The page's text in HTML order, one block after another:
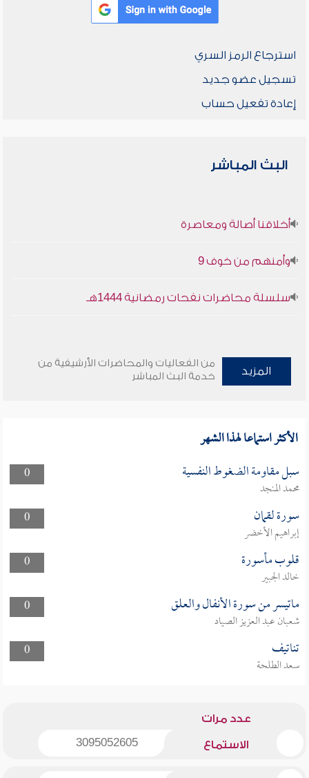
استرجاع الرمز السري
تسجيل عضو جديد
إعادة تفعيل حساب
البث المباشر
أخلاقنا أصالة ومعاصرة
وأمنهم من خوف 9
سلسلة محاضرات نفحات رمضانية 1444هـ
المزيد
من الفعاليات والمحاضرات الأرشيفية من
خدمة البث المباشر
الأكثر استماعا لهذا الشهر
0 سبل مقاومة الضغوط النفسية
محمد المنجد
0
سورة لقمان
إبراهيم الأخضر
0
قلوب مأسورة
خالد الجبير
0
ماتيسر من سورة الأنفال والعلق
شعبان عبد العزيز الصياد
0
تناتيف
سعد الطلحة
عدد مرات
الاستماع 3095052605